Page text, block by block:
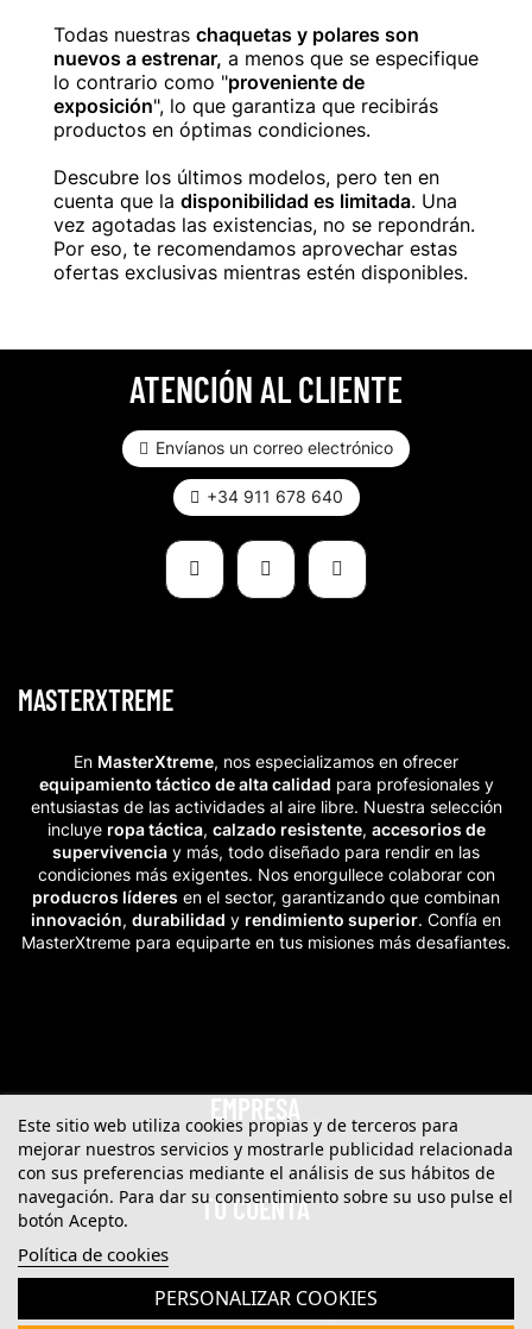
Todas nuestras chaquetas y polares son
nuevos a estrenar, a menos que se especifique
lo contrario como "proveniente de
exposición", lo que garantiza que recibirás
productos en óptimas condiciones.
Descubre los últimos modelos, pero ten en
cuenta que la disponibilidad es limitada. Una
vez agotadas las existencias, no se repondrán.
Por eso, te recomendamos aprovechar estas
ofertas exclusivas mientras estén disponibles.
ATENCIÓN AL CLIENTE
Envíanos un correo electrónico
+34 911 678 640
MASTERXTREME
En MasterXtreme, nos especializamos en ofrecer
equipamiento táctico de alta calidad para profesionales y
entusiastas de las actividades al aire libre. Nuestra selección
incluye ropa táctica, calzado resistente, accesorios de
supervivencia y más, todo diseñado para rendir en las
condiciones más exigentes. Nos enorgullece colaborar con
producros líderes en el sector, garantizando que combinan
innovación, durabilidad y rendimiento superior. Confía en
MasterXtreme para equiparte en tus misiones más desafiantes.
EMPRESA
TU CUENTA
CATEGORIAS
Este sitio web utiliza cookies propias y de terceros para
mejorar nuestros servicios y mostrarle publicidad relacionada
con sus preferencias mediante el análisis de sus hábitos de
navegación. Para dar su consentimiento sobre su uso pulse el
botón Acepto.
Política de cookies
PERSONALIZAR COOKIES